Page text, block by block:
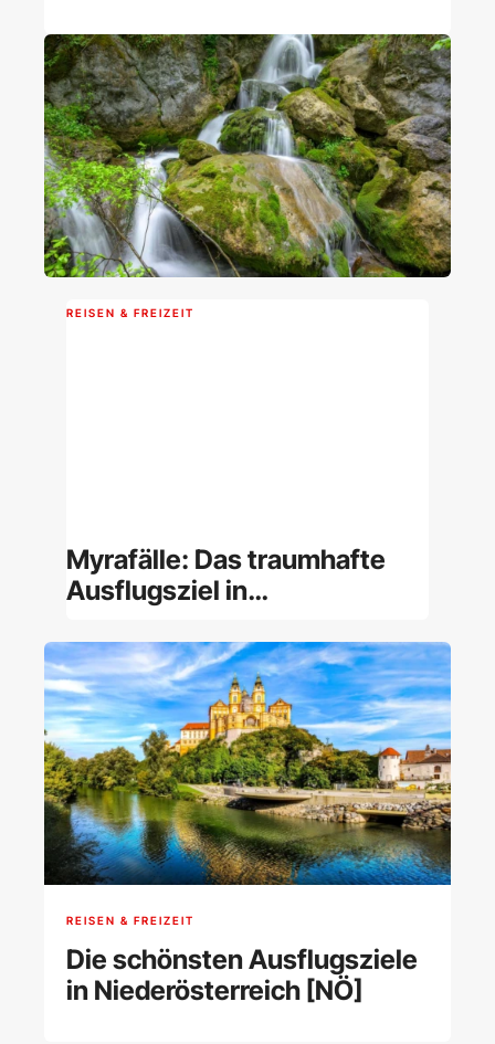
REISEN & FREIZEIT
Myrafälle: Das traumhafte
Ausflugsziel in
REISEN & FREIZEIT
Die schönsten Ausflugsziele
in Niederösterreich [NÖ]